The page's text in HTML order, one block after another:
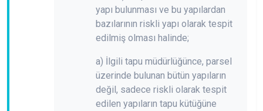
yapı bulunması ve bu yapılardan
bazılarının riskli yapı olarak tespit
edilmiş olması halinde;
a) İlgili tapu müdürlüğünce, parsel
üzerinde bulunan bütün yapıların
değil, sadece riskli olarak tespit
edilen yapıların tapu kütüğüne